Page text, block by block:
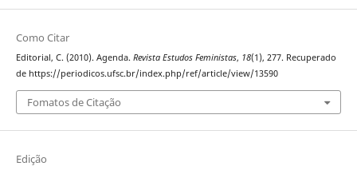
Como Citar
Editorial, C. (2010). Agenda. Revista Estudos Feministas, 18(1), 277. Recuperado
de https://periodicos.ufsc.br/index.php/ref/article/view/13590
Fomatos de Citação
Edição